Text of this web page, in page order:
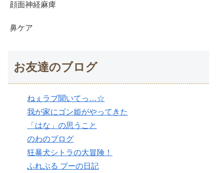
顔面神経麻痺
鼻ケア
お友達のブログ
ねぇラブ聞いてっ…☆
我が家にゴン姫がやってきた
「はな」の思うこと
のわのブログ
狂暴犬シトラの大冒険！
ふれぶる プーの日記